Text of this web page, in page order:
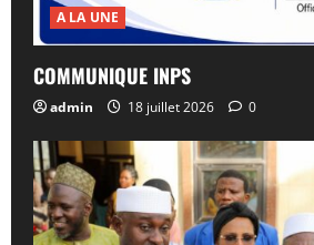
A LA UNE
COMMUNIQUE INPS
admin 18 juillet 2026 0